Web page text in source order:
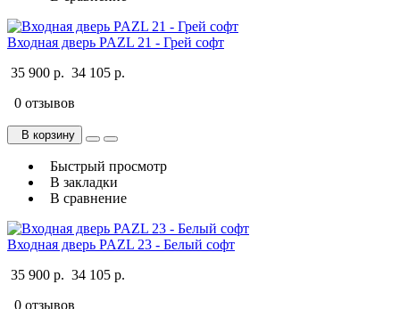
Входная дверь PAZL 21 - Грей софт
35 900 р. 34 105 р.
0 отзывов
В корзину
Быстрый просмотр
В закладки
В сравнение
Входная дверь PAZL 23 - Белый софт
35 900 р. 34 105 р.
0 отзывов